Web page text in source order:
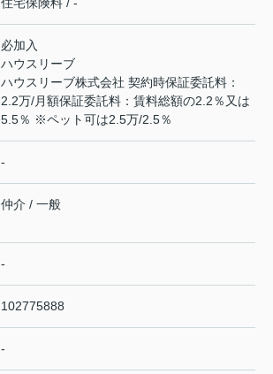
必加入
ハウスリーブ
ハウスリーブ株式会社 契約時保証委託料：
2.2万/月額保証委託料：賃料総額の2.2％又は
5.5％ ※ペット可は2.5万/2.5％
-
仲介 / 一般
-
102775888
-